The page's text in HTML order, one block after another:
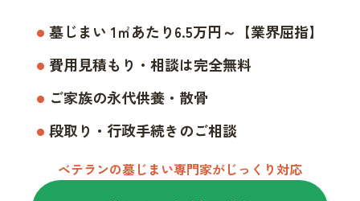
墓じまい 1㎡あたり6.5万円～【業界屈指】
費用見積もり・相談は完全無料
ご家族の永代供養・散骨
段取り・行政手続きのご相談
ベテランの墓じまい専門家がじっくり対応